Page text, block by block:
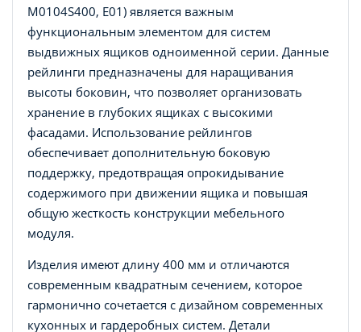
M0104S400, E01) является важным
функциональным элементом для систем
выдвижных ящиков одноименной серии. Данные
рейлинги предназначены для наращивания
высоты боковин, что позволяет организовать
хранение в глубоких ящиках с высокими
фасадами. Использование рейлингов
обеспечивает дополнительную боковую
поддержку, предотвращая опрокидывание
содержимого при движении ящика и повышая
общую жесткость конструкции мебельного
модуля.
Изделия имеют длину 400 мм и отличаются
современным квадратным сечением, которое
гармонично сочетается с дизайном современных
кухонных и гардеробных систем. Детали